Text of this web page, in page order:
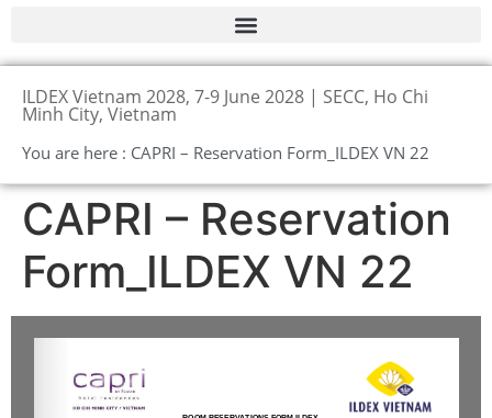
ILDEX Vietnam 2028, 7-9 June 2028 | SECC, Ho Chi
Minh City, Vietnam
You are here : CAPRI – Reservation Form_ILDEX VN 22
CAPRI – Reservation
Form_ILDEX VN 22